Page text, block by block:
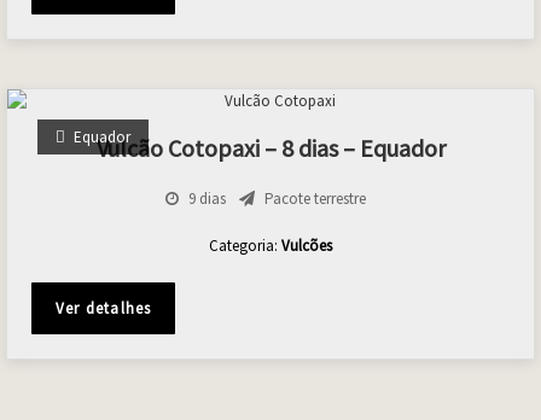
Equador
Vulcão Cotopaxi – 8 dias – Equador
9 dias Pacote terrestre
Categoria: Vulcões
Ver detalhes